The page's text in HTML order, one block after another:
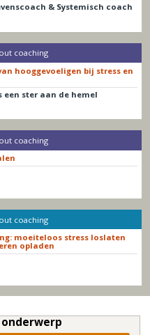
& Systemisch coach
coaching
hooggevoeligen bij stress en
een ster aan de hemel
coaching
coaching
moeiteloos stress loslaten
opladen